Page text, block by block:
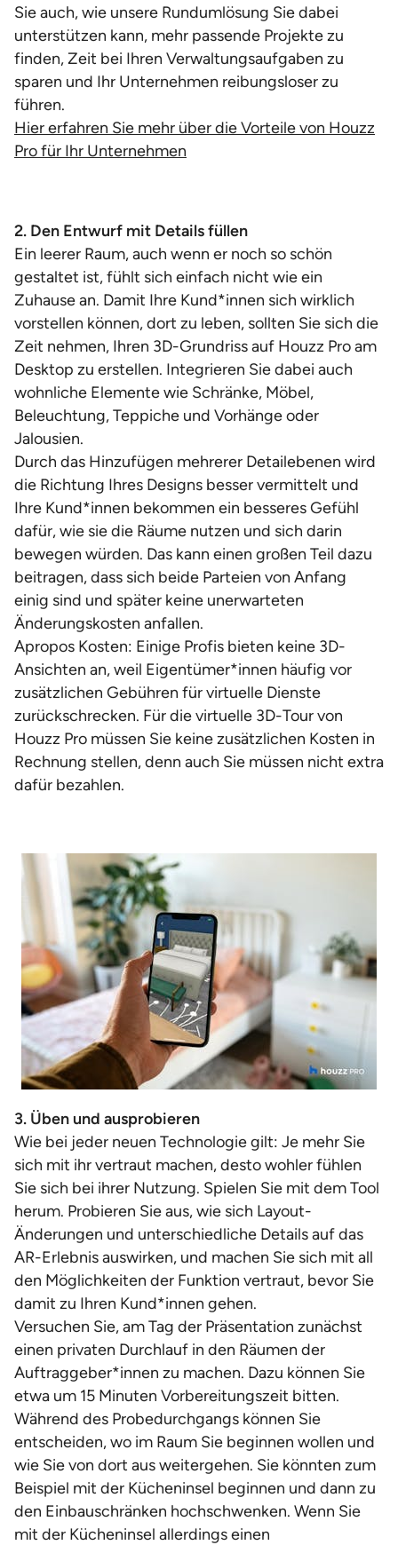
Sie auch, wie unsere Rundumlösung Sie dabei
unterstützen kann, mehr passende Projekte zu
finden, Zeit bei Ihren Verwaltungsaufgaben zu
sparen und Ihr Unternehmen reibungsloser zu
führen.
Hier erfahren Sie mehr über die Vorteile von Houzz
Pro für Ihr Unternehmen
2. Den Entwurf mit Details füllen
Ein leerer Raum, auch wenn er noch so schön
gestaltet ist, fühlt sich einfach nicht wie ein
Zuhause an. Damit Ihre Kund*innen sich wirklich
vorstellen können, dort zu leben, sollten Sie sich die
Zeit nehmen, Ihren 3D-Grundriss auf Houzz Pro am
Desktop zu erstellen. Integrieren Sie dabei auch
wohnliche Elemente wie Schränke, Möbel,
Beleuchtung, Teppiche und Vorhänge oder
Jalousien.
Durch das Hinzufügen mehrerer Detailebenen wird
die Richtung Ihres Designs besser vermittelt und
Ihre Kund*innen bekommen ein besseres Gefühl
dafür, wie sie die Räume nutzen und sich darin
bewegen würden. Das kann einen großen Teil dazu
beitragen, dass sich beide Parteien von Anfang
einig sind und später keine unerwarteten
Änderungskosten anfallen.
Apropos Kosten: Einige Profis bieten keine 3D-
Ansichten an, weil Eigentümer*innen häufig vor
zusätzlichen Gebühren für virtuelle Dienste
zurückschrecken. Für die virtuelle 3D-Tour von
Houzz Pro müssen Sie keine zusätzlichen Kosten in
Rechnung stellen, denn auch Sie müssen nicht extra
dafür bezahlen.
3. Üben und ausprobieren
Wie bei jeder neuen Technologie gilt: Je mehr Sie
sich mit ihr vertraut machen, desto wohler fühlen
Sie sich bei ihrer Nutzung. Spielen Sie mit dem Tool
herum. Probieren Sie aus, wie sich Layout-
Änderungen und unterschiedliche Details auf das
AR-Erlebnis auswirken, und machen Sie sich mit all
den Möglichkeiten der Funktion vertraut, bevor Sie
damit zu Ihren Kund*innen gehen.
Versuchen Sie, am Tag der Präsentation zunächst
einen privaten Durchlauf in den Räumen der
Auftraggeber*innen zu machen. Dazu können Sie
etwa um 15 Minuten Vorbereitungszeit bitten.
Während des Probedurchgangs können Sie
entscheiden, wo im Raum Sie beginnen wollen und
wie Sie von dort aus weitergehen. Sie könnten zum
Beispiel mit der Kücheninsel beginnen und dann zu
den Einbauschränken hochschwenken. Wenn Sie
mit der Kücheninsel allerdings einen